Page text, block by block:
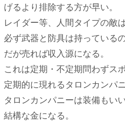
げるより排除する方が早い。
レイダー等、人間タイプの敵
必ず武器と防具は持っている
だが売れば収入源になる。
これは定期・不定期問わずス
定期的に現れるタロンカンパ
タロンカンパニーは装備もい
結構な金になる。